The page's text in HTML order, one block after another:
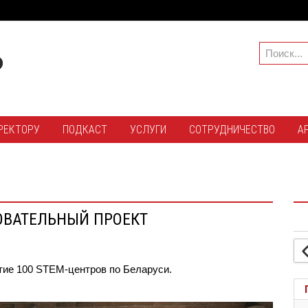
ПОДКАСТ УСЛУГИ СОТРУДНИЧЕСТВО
ПРОЕКТ
100 STEM-центров по Беларуси.